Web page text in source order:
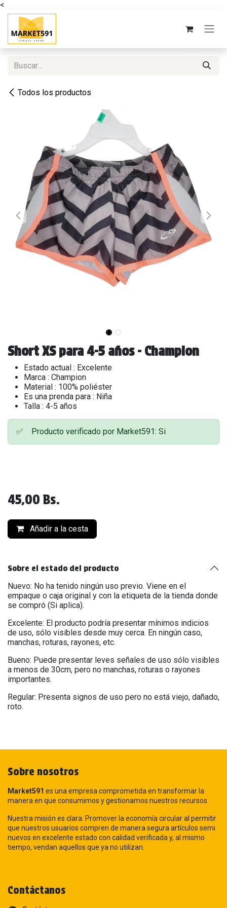
<
Ir al contenido
Todos los productos
Short XS para 4-5 años - Champion
Estado actual : Excelente
Marca : Champion
Material : 100% poliéster
Es una prenda para : Niña
Talla : 4-5 años
✅ Producto verificado por Market591: Si
45,00 Bs.
Añadir a la cesta
Sobre el estado del producto
Nuevo: No ha tenido ningún uso previo. Viene en el
empaque o caja original y con la etiqueta de la tienda donde
se compró (Si aplica).
Excelente: El producto podría presentar mínimos indicios
de uso, sólo visibles desde muy cerca. En ningún caso,
manchas, roturas, rayones, etc.
Bueno: Puede presentar leves señales de uso sólo visibles
a menos de 30cm, pero no manchas, roturas o rayones
importantes.
Regular: Presenta signos de uso pero no está viejo, dañado,
roto.
Sobre nosotros
Market591 es una empresa comprometida en transformar la
manera en que consumimos y gestionamos nuestros recursos.
Nuestra misión es clara: Promover la economía circular al permitir
que nuestros usuarios compren de manera segura artículos semi
nuevos en excelente estado con calidad verificada y, al mismo
tiempo, vendan aquellos que ya no utilizan.
Contáctanos